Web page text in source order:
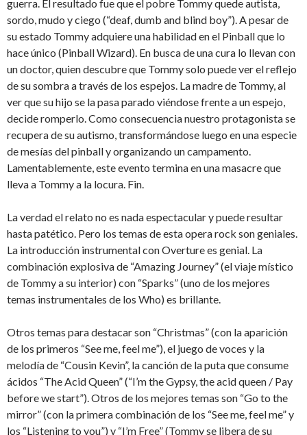
guerra. El resultado fue que el pobre Tommy quede autista,
sordo, mudo y ciego (“deaf, dumb and blind boy”). A pesar de
su estado Tommy adquiere una habilidad en el Pinball que lo
hace único (Pinball Wizard). En busca de una cura lo llevan con
un doctor, quien descubre que Tommy solo puede ver el reflejo
de su sombra a través de los espejos. La madre de Tommy, al
ver que su hijo se la pasa parado viéndose frente a un espejo,
decide romperlo. Como consecuencia nuestro protagonista se
recupera de su autismo, transformándose luego en una especie
de mesías del pinball y organizando un campamento.
Lamentablemente, este evento termina en una masacre que
lleva a Tommy a la locura. Fin.
La verdad el relato no es nada espectacular y puede resultar
hasta patético. Pero los temas de esta opera rock son geniales.
La introducción instrumental con Overture es genial. La
combinación explosiva de “Amazing Journey” (el viaje místico
de Tommy a su interior) con “Sparks” (uno de los mejores
temas instrumentales de los Who) es brillante.
Otros temas para destacar son “Christmas” (con la aparición
de los primeros “See me, feel me”), el juego de voces y la
melodía de “Cousin Kevin”, la canción de la puta que consume
ácidos “The Acid Queen” (“I’m the Gypsy, the acid queen / Pay
before we start”). Otros de los mejores temas son “Go to the
mirror” (con la primera combinación de los “See me, feel me” y
los “Listening to you”) y “I’m Free” (Tommy se libera de su